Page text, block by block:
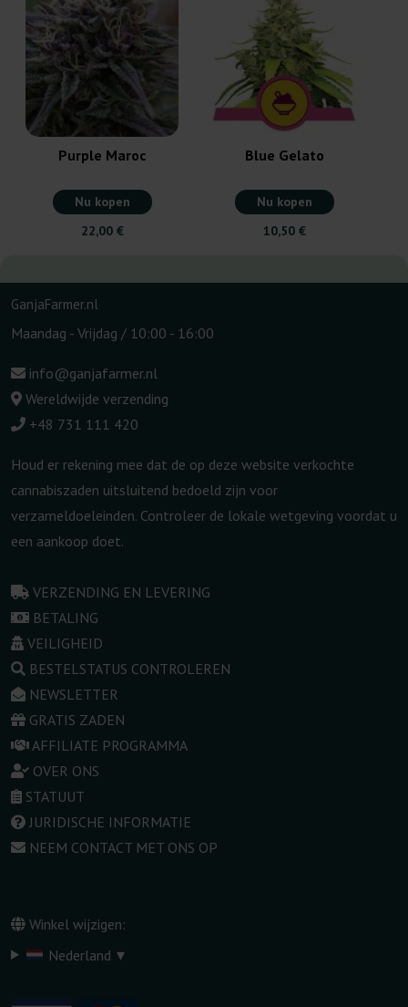
Purple Maroc
Nu kopen
22,00 €
Blue Gelato
Nu kopen
10,50 €
GanjaFarmer.nl
Maandag - Vrijdag / 10:00 - 16:00
info@ganjafarmer.nl
Wereldwijde verzending
+48 731 111 420
Houd er rekening mee dat de op deze website verkochte
cannabiszaden uitsluitend bedoeld zijn voor
verzameldoeleinden. Controleer de lokale wetgeving voordat u
een aankoop doet.
VERZENDING EN LEVERING
BETALING
VEILIGHEID
BESTELSTATUS CONTROLEREN
NEWSLETTER
GRATIS ZADEN
AFFILIATE PROGRAMMA
OVER ONS
STATUUT
JURIDISCHE INFORMATIE
NEEM CONTACT MET ONS OP
Winkel wijzigen:
Nederland ▾